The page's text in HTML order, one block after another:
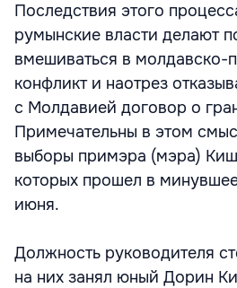
Последствия этого
румынские власти делают
вмешиваться в молдавско-
конфликт и наотрез
с Молдавией договор о
Примечательны в этом
выборы примэра (мэра)
которых прошел в
июня.
Должность руководителя
на них занял юный Дорин